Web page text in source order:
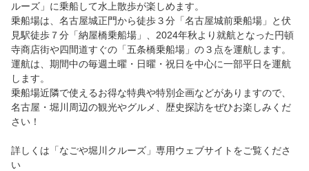
ルーズ」に乗船して水上散歩が楽しめます。
乗船場は、名古屋城正門から徒歩３分「名古屋城前乗船場」と伏
見駅徒歩７分「納屋橋乗船場」、2024年秋より就航となった円頓
寺商店街や四間道すぐの「五条橋乗船場」の３点を運航します。
運航は、期間中の毎週土曜・日曜・祝日を中心に一部平日を運航
します。
乗船場近隣で使えるお得な特典や特別企画などがありますので、
名古屋・堀川周辺の観光やグルメ、歴史探訪をぜひお楽しみくだ
さい！
詳しくは「なごや堀川クルーズ」専用ウェブサイトをご覧くださ
い